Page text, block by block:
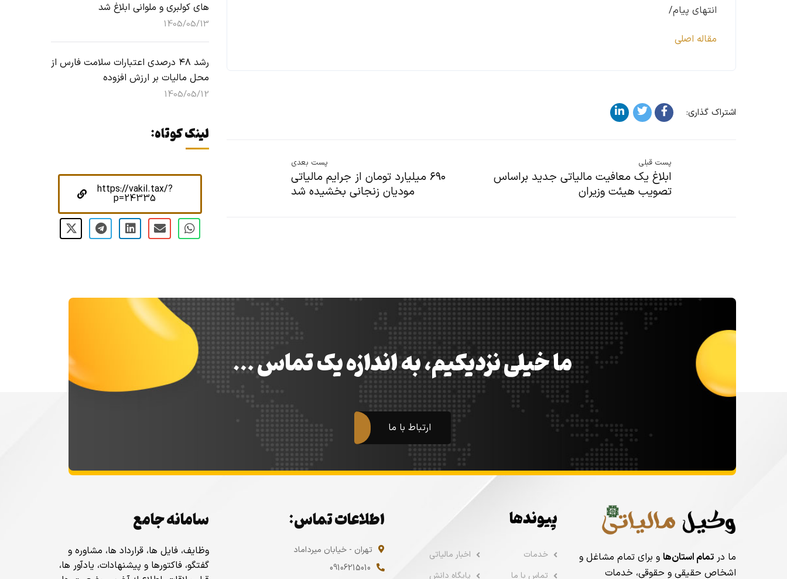
انتهای پیام/
مقاله اصلی
اشتراک گذاری:
پست قبلی
ابلاغ یک معافیت مالیاتی جدید براساس
تصویب هیئت وزیران
پست بعدی
۶۹۰ میلیارد تومان از جرایم مالیاتی
مودیان زنجانی بخشیده شد
های کولبری و ملوانی ابلاغ شد
1405/05/13
رشد ۴۸ درصدی اعتبارات سلامت فارس از
محل مالیات بر ارزش افزوده
1405/05/12
لینک کوتاه:
https://vakil.tax/?
p=24335
ما خیلی نزدیکیم، به اندازه یک تماس …
ارتباط با ما
ما در تمام استان‌ها و برای تمام مشاغل و
اشخاص حقیقی و حقوقی، خدمات
پیوندها
خدمات
اخبار مالیاتی
تماس با ما
پایگاه دانش
اطلاعات تماس:
تهران - خیابان میرداماد
09106215010
سامانه جامع
وظایف، فایل ها، قرارداد ها، مشاوره و
گفتگو، فاکتورها و پیشنهادات، یادآور ها،